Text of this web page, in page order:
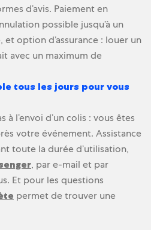
d’avis. Paiement en
possible jusqu’à un
option d’assurance : louer un
avec un maximum de
tous les jours pour vous
à l’envoi d’un colis : vous êtes
votre événement. Assistance
toute la durée d’utilisation,
, par e-mail et par
Et pour les questions
permet de trouver une